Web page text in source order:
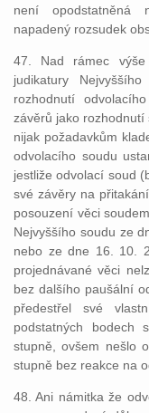
není opodstatněná
napadený rozsudek
47. Nad rámec
judikatury
rozhodnutí
závěrů jako
nijak požadavkům
odvolacího soudu
jestliže odvolací soud
své závěry na
posouzení věci
Nejvyššího soudu ze
nebo ze dne 16. 10.
projednávané věci
bez dalšího paušální
předestřel své
podstatných bodech
stupně, ovšem nešlo
stupně bez reakce na
48. Ani námitka že